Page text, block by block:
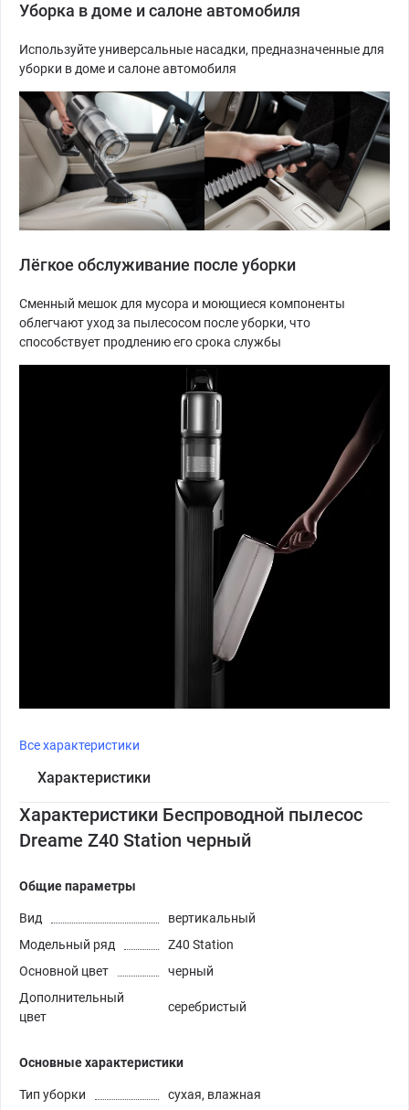
Уборка в доме и салоне автомобиля
Используйте универсальные насадки, предназначенные для
уборки в доме и салоне автомобиля
Лёгкое обслуживание после уборки
Сменный мешок для мусора и моющиеся компоненты
облегчают уход за пылесосом после уборки, что
способствует продлению его срока службы
Все характеристики
Характеристики
Характеристики Беспроводной пылесос
Dreame Z40 Station черный
Общие параметры
Вид
вертикальный
Модельный ряд
Z40 Station
Основной цвет
черный
Дополнительный
цвет
серебристый
Основные характеристики
Тип уборки сухая, влажная